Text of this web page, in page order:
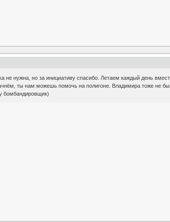
не нужна, но за инициативу спасибо. Летаем каждый день
ты нам можешь помочь на полигоне. Владимира тоже не
бомбандировщик)